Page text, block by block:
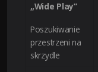
„Wide Play”
Poszukiwanie
przestrzeni na
skrzydle